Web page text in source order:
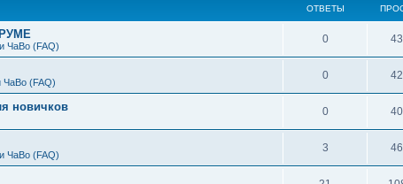
ОТВЕТЫ
ЧаВо (FAQ)
0
(FAQ)
0
новичков 0
ЧаВо (FAQ)
3